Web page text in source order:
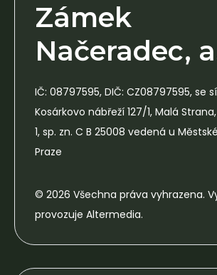
Zámek
Načeradec,
IČ: 08797595, DIČ: CZ08797595, se
Kosárkovo nábřeží 127/1, Malá Strana,
1, sp. zn. C B 25008 vedená u
Praze
© 2026 Všechna práva vyhrazena.
provozuje Altermedia.